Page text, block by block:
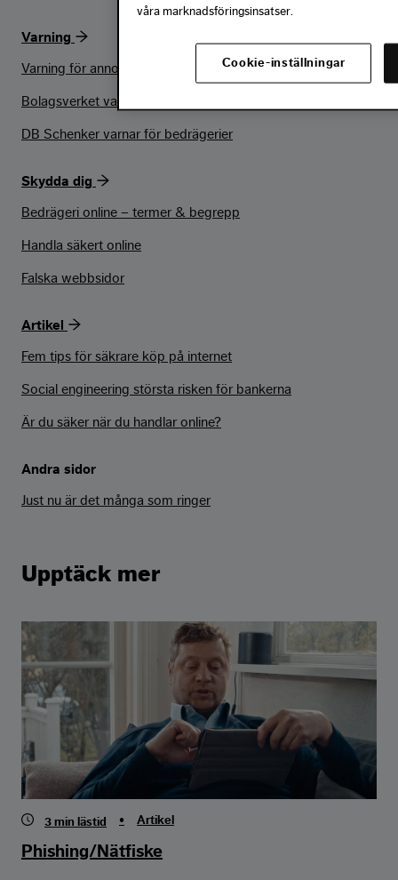
Varning
Varning för annonsbedragare
Bolagsverket varnar för bedrägerier
DB Schenker varnar för bedrägerier
Skydda dig
Bedrägeri online – termer & begrepp
Handla säkert online
Falska webbsidor
Artikel
Fem tips för säkrare köp på internet
Social engineering största risken för bankerna
Är du säker när du handlar online?
Andra sidor
Just nu är det många som ringer
Upptäck mer
3 min lästid • Artikel
Phishing/Nätfiske
våra marknadsföringsinsatser.
Cookie-inställningar